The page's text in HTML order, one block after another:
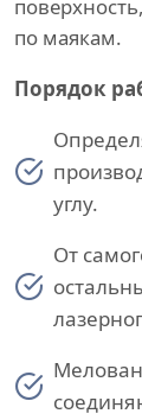
по маякам.
Порядок
углу.
От